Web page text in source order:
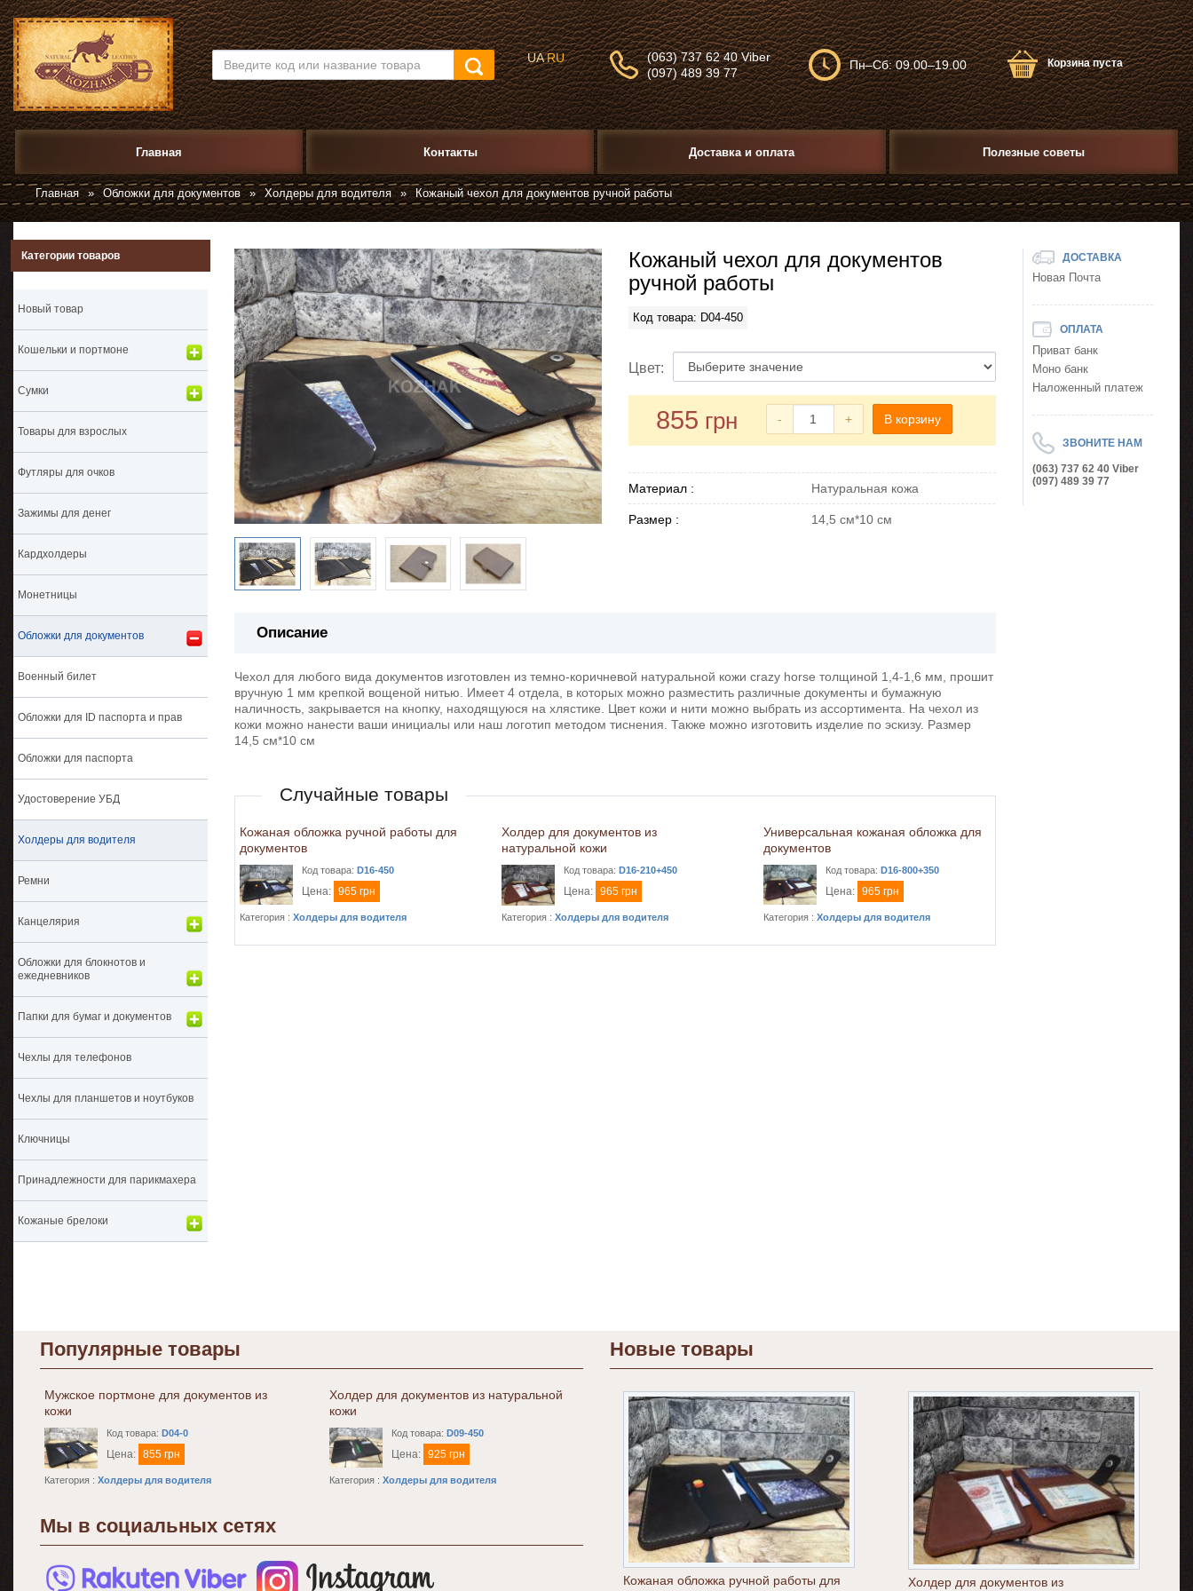
(063) 737 62 40 Viber
(097) 489 39 77
Пн–Сб: 09.00–19.00 Корзина пуста
UA RU
Главная Контакты Доставка и оплата Полезные советы
Главная » Обложки для документов » Холдеры для водителя » Кожаный чехол для документов ручной работы
Категории товаров
Новый товар
Кошельки и портмоне
Сумки
Товары для взрослых
Футляры для очков
Зажимы для денег
Кардхолдеры
Монетницы
Обложки для документов
Военный билет
Обложки для ID паспорта и прав
Обложки для паспорта
Удостоверение УБД
Холдеры для водителя
Ремни
Канцелярия
Обложки для блокнотов и
ежедневников
Папки для бумаг и документов
Чехлы для телефонов
Чехлы для планшетов и ноутбуков
Ключницы
Принадлежности для парикмахера
Кожаные брелоки
Кожаный чехол для документов
ручной работы
Код товара: D04-450
Цвет:
855 грн - + В корзину
Материал : Натуральная кожа
Размер : 14,5 см*10 см
Описание
Чехол для любого вида документов изготовлен из темно-коричневой натуральной кожи crazy horse толщиной 1,4-1,6 мм, прошит
вручную 1 мм крепкой вощеной нитью. Имеет 4 отдела, в которых можно разместить различные документы и бумажную
наличность, закрывается на кнопку, находящуюся на хлястике. Цвет кожи и нити можно выбрать из ассортимента. На чехол из
кожи можно нанести ваши инициалы или наш логотип методом тиснения. Также можно изготовить изделие по эскизу. Размер
14,5 см*10 см
Случайные товары
Кожаная обложка ручной работы для
документов
Код товара: D16-450
Цена: 965 грн
Категория : Холдеры для водителя
Холдер для документов из
натуральной кожи
Код товара:D16-210+450
Цена: 965 грн
Категория :Холдеры для водителя
Универсальная кожаная обложка для
документов
Код товара:D16-800+350
Цена: 965 грн
Категория :Холдеры для водителя
ДОСТАВКА
Новая Почта
ОПЛАТА
Приват банк
Моно банк
Наложенный платеж
ЗВОНИТЕ НАМ
(063) 737 62 40 Viber
(097) 489 39 77
Популярные товары
Мужское портмоне для документов из
кожи
Код товара: D04-0
Цена: 855 грн
Категория : Холдеры для водителя
Холдер для документов из натуральной
кожи
Код товара: D09-450
Цена: 925 грн
Категория : Холдеры для водителя
Мы в социальных сетях
Новые товары
Кожаная обложка ручной работы для
Холдер для документов из